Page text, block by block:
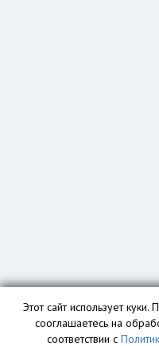
Этот сайт использует
сооглашаетесь на
соответствии с